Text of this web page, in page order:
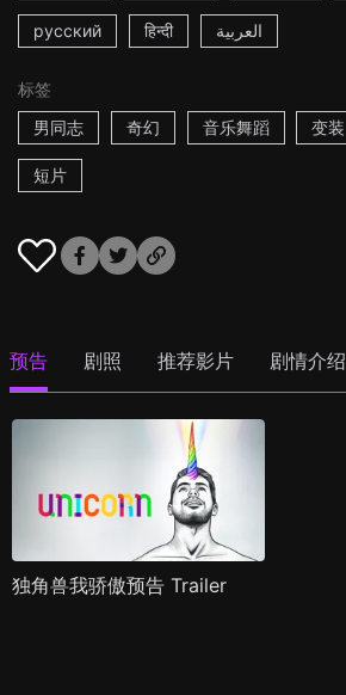
русский हिन्दी العربية
标签
男同志
奇幻 音乐舞蹈 变装
短片
预告 剧照 推荐影片 剧情介绍
独角兽我骄傲预告 Trailer